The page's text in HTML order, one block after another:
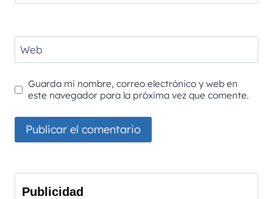
Web
Guarda mi nombre, correo electrónico y web en
este navegador para la próxima vez que comente.
Publicidad